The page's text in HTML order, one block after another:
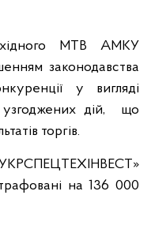
МТВ АМКУ
законодавства
у вигляді
узгоджених дій, що
торгів.
на 136 000